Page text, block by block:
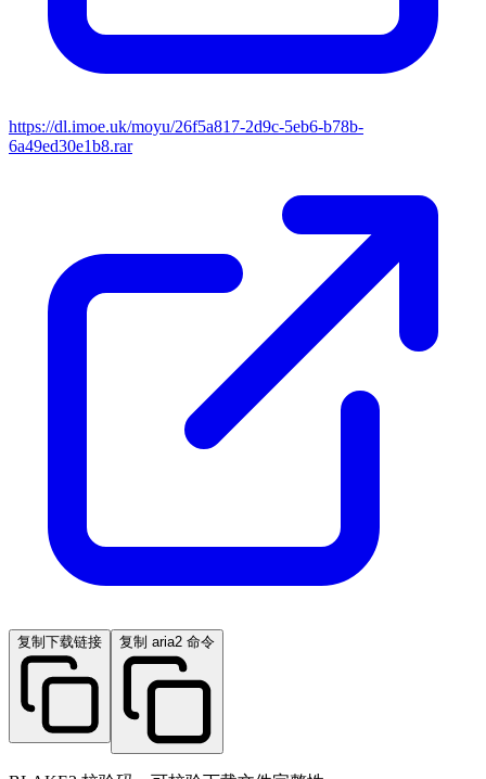
https://dl.imoe.uk/moyu/26f5a817-2d9c-5eb6-b78b-
6a49ed30e1b8.rar
复制下载链接 复制 aria2 命令